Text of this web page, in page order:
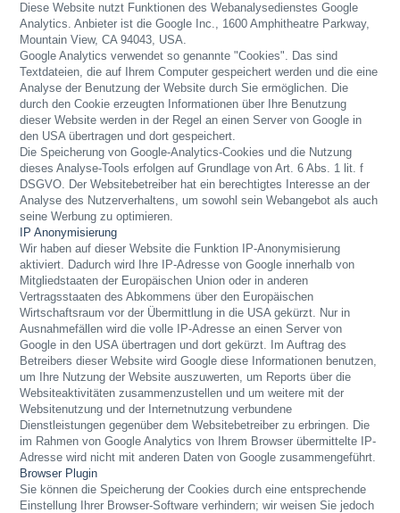
Diese Website nutzt Funktionen des Webanalysedienstes Google
Analytics.Anbieter ist die Google Inc., 1600 Amphitheatre Parkway,
Mountain View, CA 94043, USA.
Google Analytics verwendet so genannte "Cookies". Das sind
Textdateien, die auf Ihrem Computer gespeichert werden und die eine
Analyse der Benutzung der Website durch Sie ermöglichen. Die
durch den Cookie erzeugten Informationen über Ihre Benutzung
dieser Website werden in der Regel an einen Server von Google in
den USA übertragen und dort gespeichert.
Die Speicherung von Google-Analytics-Cookies und die Nutzung
dieses Analyse-Tools erfolgen auf Grundlage von Art. 6 Abs. 1 lit. f
DSGVO. Der Websitebetreiber hat ein berechtigtes Interesse an der
Analyse des Nutzerverhaltens, um sowohl sein Webangebot als auch
seine Werbung zu optimieren.
IP Anonymisierung
Wir haben auf dieser Website die Funktion IP-Anonymisierung
aktiviert. Dadurch wird Ihre IP-Adresse von Google innerhalb von
Mitgliedstaaten der Europäischen Union oder in anderen
Vertragsstaaten des Abkommens über den Europäischen
Wirtschaftsraum vor der Übermittlung in die USA gekürzt. Nur in
Ausnahmefällen wird die volle IP-Adresse an einen Server von
Google in den USA übertragen und dort gekürzt. Im Auftrag des
Betreibers dieser Website wird Google diese Informationen benutzen,
um Ihre Nutzung der Website auszuwerten, um Reports über die
Websiteaktivitäten zusammenzustellen und um weitere mit der
Websitenutzung und der Internetnutzung verbundene
Dienstleistungen gegenüber dem Websitebetreiber zu erbringen. Die
im Rahmen von Google Analytics von Ihrem Browser übermittelte IP-
Adresse wird nicht mit anderen Daten von Google zusammengeführt.
Browser Plugin
Sie können die Speicherung der Cookies durch eine entsprechende
Einstellung Ihrer Browser-Software verhindern; wir weisen Sie jedoch